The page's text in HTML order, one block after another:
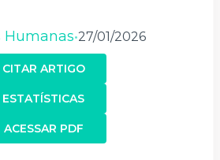
Humanas•27/01/2026
CITAR ARTIGO
ACESSAR PDF
ESTATÍSTICAS